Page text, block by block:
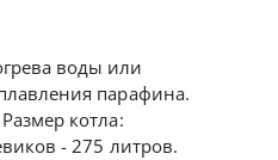
воды или
парафина.
котла:
- 275 литров.